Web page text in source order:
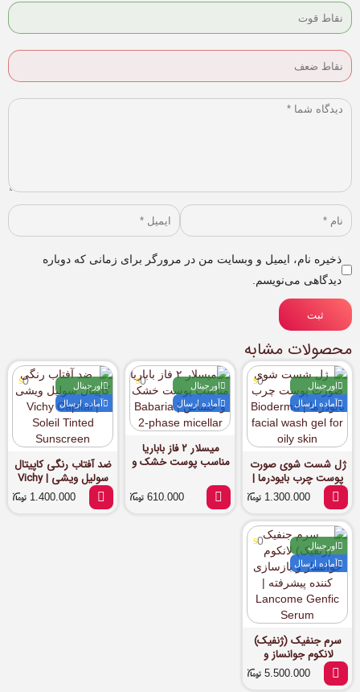
ذخیره نام، ایمیل و وبسایت من در مرورگر برای زمانی که دوباره
دیدگاهی می‌نویسم.
ثبت
محصولات مشابه
اورجینال
آماده ارسال
0
ژل شست شوی صورت
پوست چرب بایودرما |
Bioderma facial
wash gel for oily
skin
1.300.000
اورجینال
آماده ارسال
0
میسلار ۲ فاز باباریا
مناسب پوست خشک و
phase micellar
610.000
اورجینال
آماده ارسال
0
ضد آفتاب رنگی کاپیتال
سولیل ویشی | Vichy
Capital Soleil Tinted
Sunscreen
1.400.000
اورجینال
آماده ارسال
0
سرم جنفیک (ژنفیک)
لانکوم جوانساز و
بازسازی کننده پیشرفته
| Lancome Genfic
5.500.000